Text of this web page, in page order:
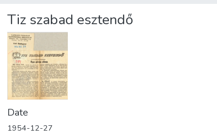
Statistics
About us
Tiz szabad esztendő
Date
1954-12-27